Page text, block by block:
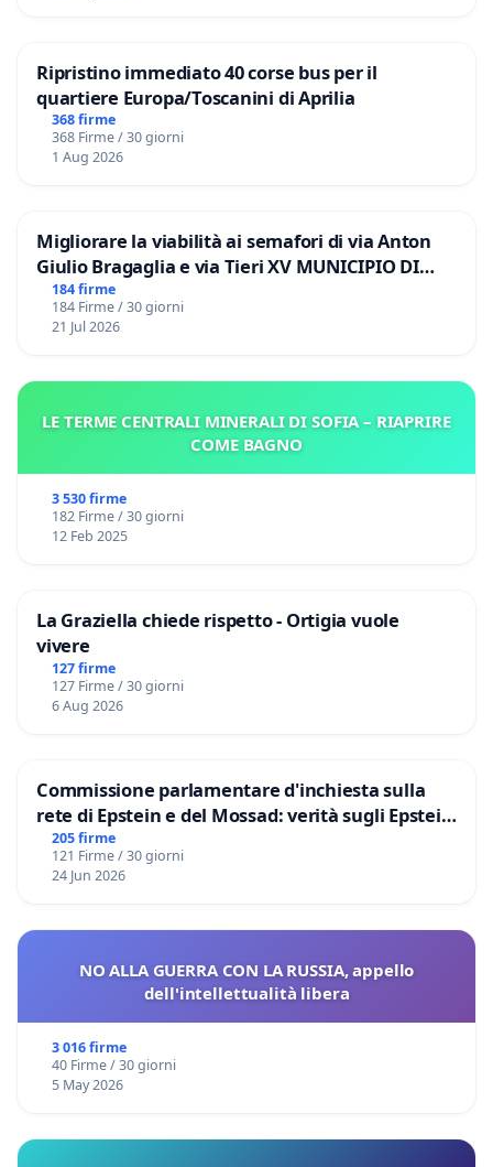
Ripristino immediato 40 corse bus per il
quartiere Europa/Toscanini di Aprilia
368 firme
368 Firme / 30 giorni
1 Aug 2026
Migliorare la viabilità ai semafori di via Anton
Giulio Bragaglia e via Tieri XV MUNICIPIO DI
ROMA
184 firme
184 Firme / 30 giorni
21 Jul 2026
LE TERME CENTRALI MINERALI DI SOFIA – RIAPRIRE
COME BAGNO
3 530 firme
182 Firme / 30 giorni
12 Feb 2025
La Graziella chiede rispetto - Ortigia vuole
vivere
127 firme
127 Firme / 30 giorni
6 Aug 2026
Commissione parlamentare d'inchiesta sulla
rete di Epstein e del Mossad: verità sugli Epstein
Files
205 firme
121 Firme / 30 giorni
24 Jun 2026
NO ALLA GUERRA CON LA RUSSIA, appello
dell'intellettualità libera
3 016 firme
40 Firme / 30 giorni
5 May 2026